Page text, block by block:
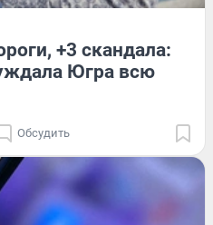
+3 скандала:
Югра всю
Обсудить